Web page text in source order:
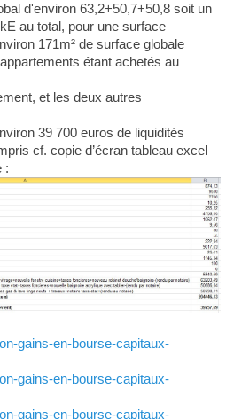
d'environ 63,2+50,7+50,8 soit un
au total, pour une surface
171m² de surface globale
étant achetés au
et les deux autres
39 700 euros de liquidités
cf. copie d’écran tableau excel
:
gains-en-bourse-capitaux-
gains-en-bourse-capitaux-
gains-en-bourse-capitaux-